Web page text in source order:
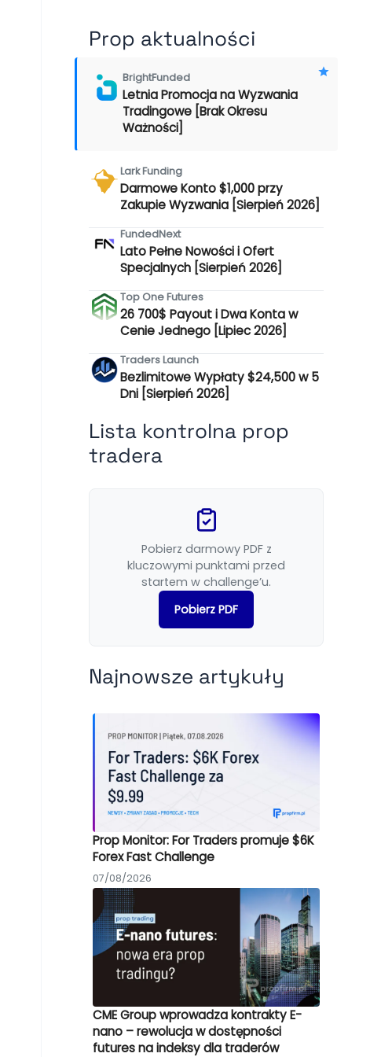
Prop aktualności
BrightFunded
Letnia Promocja na Wyzwania
Tradingowe [Brak Okresu
Ważności]
Lark Funding
Darmowe Konto $1,000 przy
Zakupie Wyzwania [Sierpień 2026]
FundedNext
Lato Pełne Nowości i Ofert
Specjalnych [Sierpień 2026]
Top One Futures
26 700$ Payout i Dwa Konta w
Cenie Jednego [Lipiec 2026]
Traders Launch
Bezlimitowe Wypłaty $24,500 w 5
Dni [Sierpień 2026]
Lista kontrolna prop
tradera
Pobierz darmowy PDF z
kluczowymi punktami przed
startem w challenge’u.
Pobierz PDF
Najnowsze artykuły
Prop Monitor: For Traders promuje $6K
Forex Fast Challenge
07/08/2026
CME Group wprowadza kontrakty E-
nano – rewolucja w dostępności
futures na indeksy dla traderów